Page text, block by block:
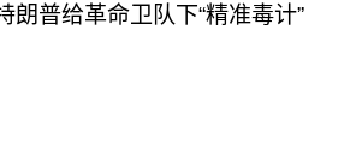
朗普给革命卫队下“精准毒计”